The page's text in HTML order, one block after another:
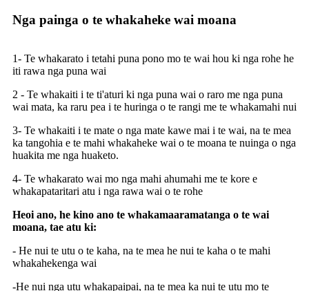
Nga painga o te whakaheke wai moana
1- Te whakarato i tetahi puna pono mo te wai hou ki nga rohe he
iti rawa nga puna wai
2 - Te whakaiti i te ti'aturi ki nga puna wai o raro me nga puna
wai mata, ka raru pea i te huringa o te rangi me te whakamahi nui
3- Te whakaiti i te mate o nga mate kawe mai i te wai, na te mea
ka tangohia e te mahi whakaheke wai o te moana te nuinga o nga
huakita me nga huaketo.
4- Te whakarato wai mo nga mahi ahumahi me te kore e
whakapataritari atu i nga rawa wai o te rohe
Heoi ano, he kino ano te whakamaaramatanga o te wai
moana, tae atu ki:
- He nui te utu o te kaha, na te mea he nui te kaha o te mahi
whakahekenga wai
-He nui nga utu whakapaipai, na te mea ka nui te utu mo te